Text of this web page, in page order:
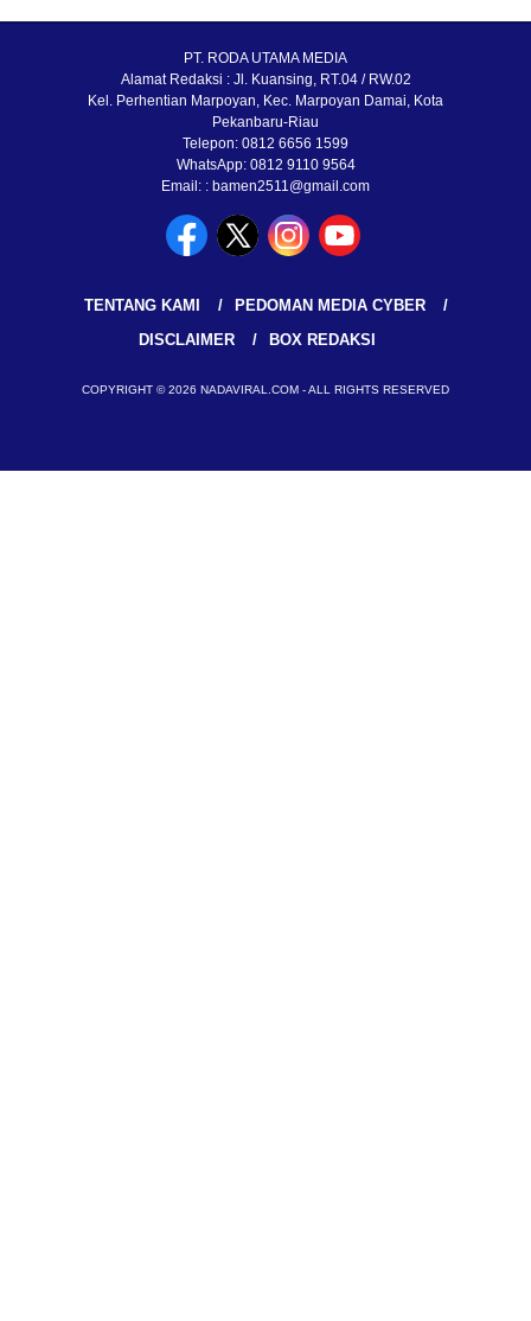
PT. RODA UTAMA MEDIA
Alamat Redaksi : Jl. Kuansing, RT.04 / RW.02
Kel. Perhentian Marpoyan, Kec. Marpoyan Damai, Kota
Pekanbaru-Riau
Telepon: 0812 6656 1599
WhatsApp: 0812 9110 9564
Email: : bamen2511@gmail.com
TENTANG KAMI
PEDOMAN MEDIA CYBER
DISCLAIMER
BOX REDAKSI
COPYRIGHT © 2026 NADAVIRAL.COM - ALL RIGHTS RESERVED